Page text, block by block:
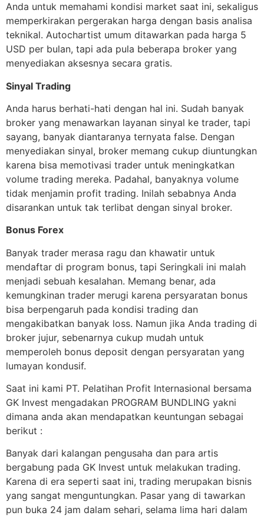
Anda untuk memahami kondisi market saat ini, sekaligus
memperkirakan pergerakan harga dengan basis analisa
teknikal. Autochartist umum ditawarkan pada harga 5
USD per bulan, tapi ada pula beberapa broker yang
menyediakan aksesnya secara gratis.
Sinyal Trading
Anda harus berhati-hati dengan hal ini. Sudah banyak
broker yang menawarkan layanan sinyal ke trader, tapi
sayang, banyak diantaranya ternyata false. Dengan
menyediakan sinyal, broker memang cukup diuntungkan
karena bisa memotivasi trader untuk meningkatkan
volume trading mereka. Padahal, banyaknya volume
tidak menjamin profit trading. Inilah sebabnya Anda
disarankan untuk tak terlibat dengan sinyal broker.
Bonus Forex
Banyak trader merasa ragu dan khawatir untuk
mendaftar di program bonus, tapi Seringkali ini malah
menjadi sebuah kesalahan. Memang benar, ada
kemungkinan trader merugi karena persyaratan bonus
bisa berpengaruh pada kondisi trading dan
mengakibatkan banyak loss. Namun jika Anda trading di
broker jujur, sebenarnya cukup mudah untuk
memperoleh bonus deposit dengan persyaratan yang
lumayan kondusif.
Saat ini kami PT. Pelatihan Profit Internasional bersama
GK Invest mengadakan PROGRAM BUNDLING yakni
dimana anda akan mendapatkan keuntungan sebagai
berikut :
Banyak dari kalangan pengusaha dan para artis
bergabung pada GK Invest untuk melakukan trading.
Karena di era seperti saat ini, trading merupakan bisnis
yang sangat menguntungkan. Pasar yang di tawarkan
pun buka 24 jam dalam sehari, selama lima hari dalam